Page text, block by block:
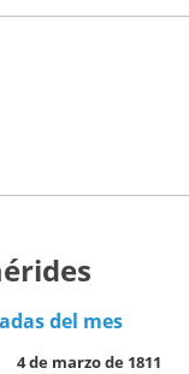
del mes
4 de marzo de 1811